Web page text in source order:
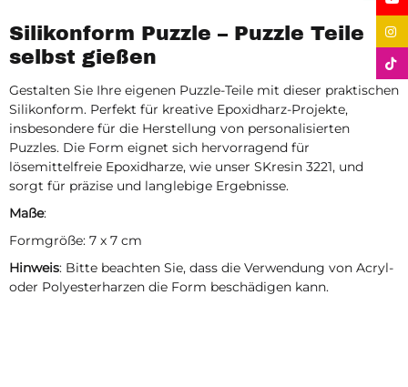
Silikonform Puzzle – Puzzle Teile
selbst gießen
Gestalten Sie Ihre eigenen Puzzle-Teile mit dieser praktischen
Silikonform. Perfekt für kreative Epoxidharz-Projekte,
insbesondere für die Herstellung von personalisierten
Puzzles. Die Form eignet sich hervorragend für
lösemittelfreie Epoxidharze, wie unser SKresin 3221, und
sorgt für präzise und langlebige Ergebnisse.
Maße:
Formgröße: 7 x 7 cm
Hinweis: Bitte beachten Sie, dass die Verwendung von Acryl-
oder Polyesterharzen die Form beschädigen kann.